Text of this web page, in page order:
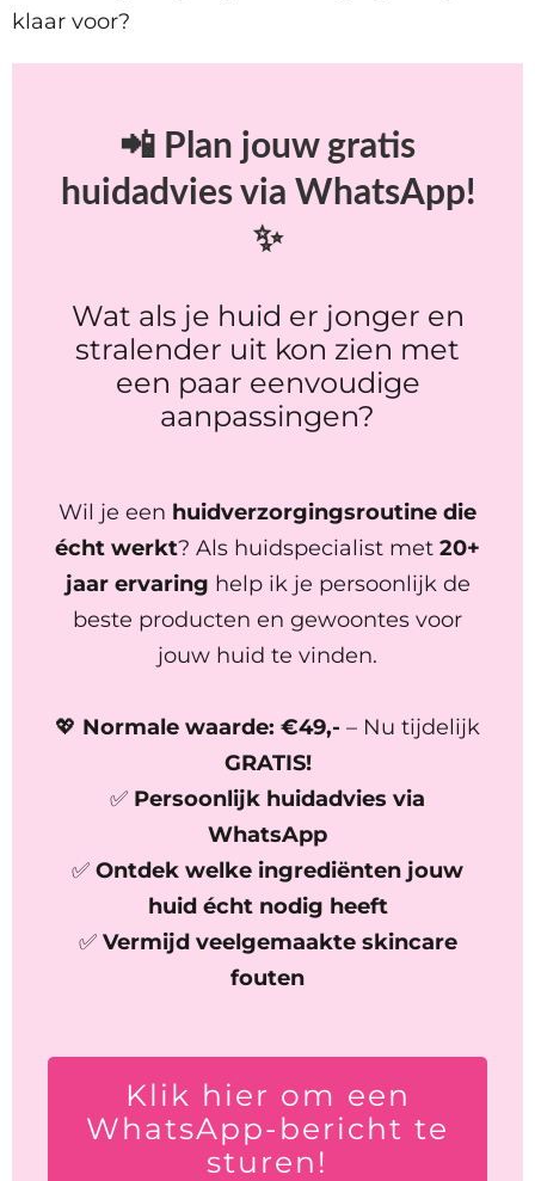
klaar voor?
📲 Plan jouw gratis
huidadvies via WhatsApp!
✨
Wat als je huid er jonger en
stralender uit kon zien met
een paar eenvoudige
aanpassingen?
Wil je een huidverzorgingsroutine die
écht werkt? Als huidspecialist met 20+
jaar ervaring help ik je persoonlijk de
beste producten en gewoontes voor
jouw huid te vinden.
💖 Normale waarde: €49,- – Nu tijdelijk
GRATIS!
✅ Persoonlijk huidadvies via
WhatsApp
✅ Ontdek welke ingrediënten jouw
huid écht nodig heeft
✅ Vermijd veelgemaakte skincare
fouten
Klik hier om een
WhatsApp-bericht te
sturen!